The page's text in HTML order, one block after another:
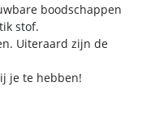
boodschappen
stof.
Uiteraard zijn de
je te hebben!